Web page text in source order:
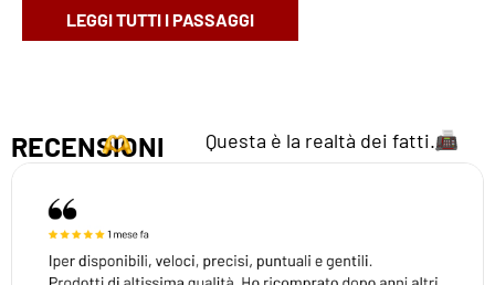
LEGGI TUTTI I PASSAGGI
RECENSIONI Questa è la realtà dei fatti.